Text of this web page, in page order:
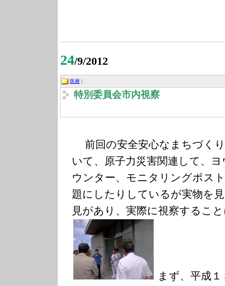
24/9/2012
医療 |
特別委員会市内視察
前回の安全安心なまちづく
いて、原子力災害関連して、
ウンター、モニタリングポス
題にしたりしているが実物を
見があり、実際に視察するこ
まず、平成